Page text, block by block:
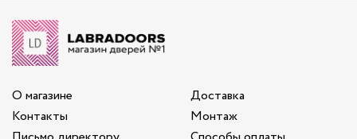
О магазине
Контакты
Доставка
Монтаж